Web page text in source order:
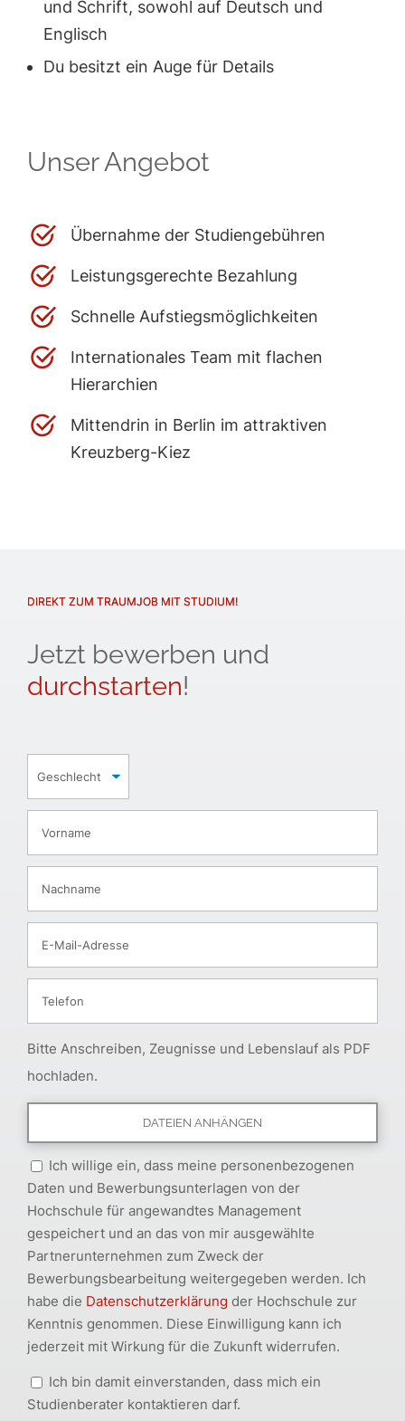
und Schrift, sowohl auf Deutsch und
Englisch
Du besitzt ein Auge für Details
Unser Angebot
Übernahme der Studiengebühren
Leistungsgerechte Bezahlung
Schnelle Aufstiegsmöglichkeiten
Internationales Team mit flachen
Hierarchien
Mittendrin in Berlin im attraktiven
Kreuzberg-Kiez
DIREKT ZUM TRAUMJOB MIT STUDIUM!
Jetzt bewerben und
durchstarten!
Bitte Anschreiben, Zeugnisse und Lebenslauf als PDF
hochladen.
Ich willige ein, dass meine personenbezogenen
Daten und Bewerbungsunterlagen von der
Hochschule für angewandtes Management
gespeichert und an das von mir ausgewählte
Partnerunternehmen zum Zweck der
Bewerbungsbearbeitung weitergegeben werden. Ich
habe die Datenschutzerklärung der Hochschule zur
Kenntnis genommen. Diese Einwilligung kann ich
jederzeit mit Wirkung für die Zukunft widerrufen.
Ich bin damit einverstanden, dass mich ein
Studienberater kontaktieren darf.